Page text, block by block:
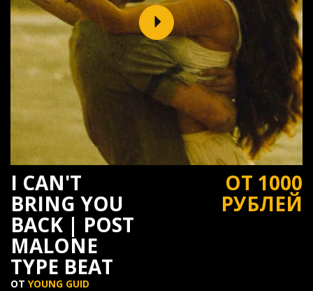
I CAN'T
BRING YOU
BACK | POST
MALONE
TYPE BEAT
ОТ YOUNG GUID
ОТ 1000
РУБЛЕЙ